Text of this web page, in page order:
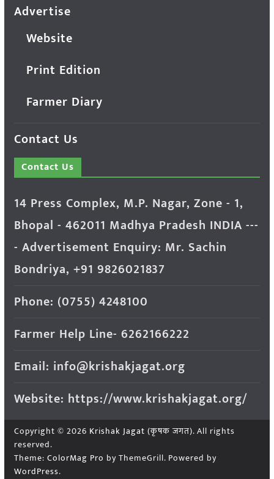
Advertise
Website
Print Edition
Farmer Diary
Contact Us
Contact Us
14 Press Complex, M.P. Nagar, Zone - 1,
Bhopal - 462011 Madhya Pradesh INDIA ---
- Advertisement Enquiry: Mr. Sachin
Bondriya, +91 9826021837
Phone: (0755) 4248100
Farmer Help Line- 6262166222
Email: info@krishakjagat.org
Website: https://www.krishakjagat.org/
Copyright © 2026 Krishak Jagat (कृषक जगत). All rights
reserved.
Theme: ColorMag Pro by ThemeGrill. Powered by
WordPress.